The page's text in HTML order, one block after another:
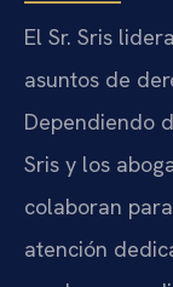
El Sr. Sris
asuntos de
Dependiendo
Sris y los
colaboran
atención